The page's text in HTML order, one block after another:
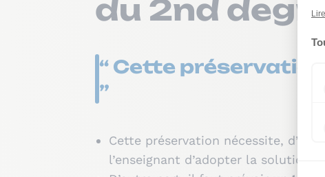
du 2nd
“ Cette
”
Cette préservation nécessite, d’une
l’enseignant d’adopter la solution